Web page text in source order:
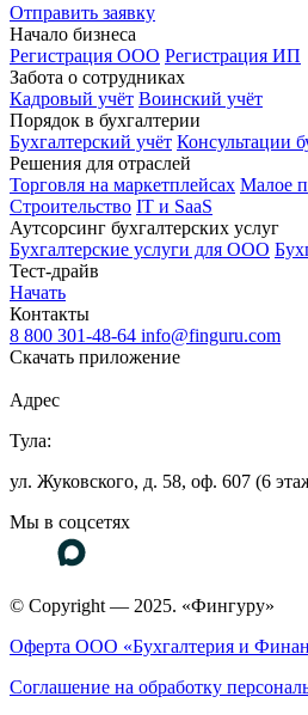
Отправить заявку
Начало бизнеса
Регистрация ООО Регистрация ИП
Забота о сотрудниках
Кадровый учёт Воинский учёт
Порядок в бухгалтерии
Бухгалтерский учёт Консультации
Решения для отраслей
Торговля на маркетплейсах Малое
Строительство IT и SaaS
Аутсорсинг бухгалтерских услуг
Бухгалтерские услуги для ООО
Тест-драйв
Начать
Контакты
8 800 301-48-64 info@finguru.com
Скачать приложение
Адрес
Тула:
ул. Жуковского, д. 58, оф. 607 (6
Мы в соцсетях
© Copyright — 2025. «Фингуру»
Оферта ООО «Бухгалтерия и
Соглашение на обработку